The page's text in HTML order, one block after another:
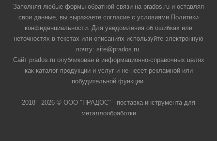
Заполняя любые формы обратной связи на prados.ru и оставляя
свои данные, вы выражаете согласие с условиями Политики
конфиденциальности. Для уведомления об ошибках или
неточностях в текстах или описаниях используйте электронную
почту: site@prados.ru.
Сайт prados.ru опубликован в информационно-справочных целях
как каталог продукции и услуг и не несет рекламной или
побудительной функции.
2018 - 2026 © ООО "ПРАДОС" - поставка инструмента для
металлообработки